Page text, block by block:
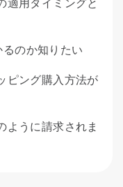
適用タイミングと
のか知りたい
ピング購入方法が
ように請求されま